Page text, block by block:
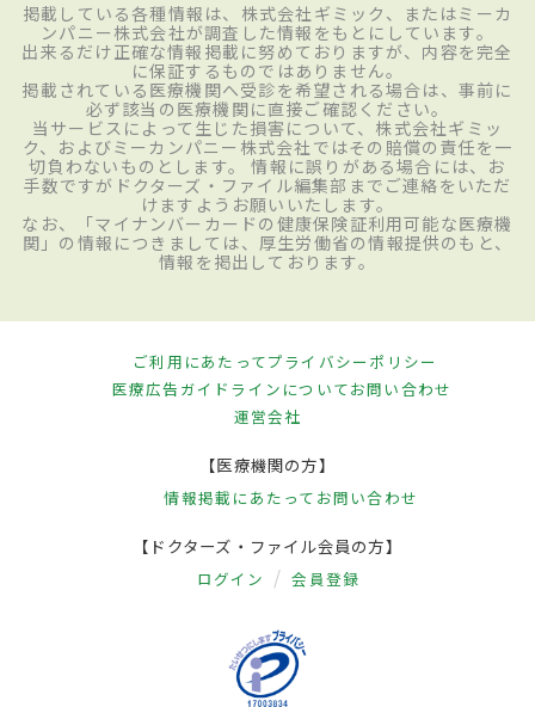
掲載している各種情報は、株式会社ギミック、またはミーカ
ンパニー株式会社が調査した情報をもとにしています。
出来るだけ正確な情報掲載に努めておりますが、内容を完全
に保証するものではありません。
掲載されている医療機関へ受診を希望される場合は、事前に
必ず該当の医療機関に直接ご確認ください。
当サービスによって生じた損害について、株式会社ギミッ
ク、およびミーカンパニー株式会社ではその賠償の責任を一
切負わないものとします。 情報に誤りがある場合には、お
手数ですがドクターズ・ファイル編集部までご連絡をいただ
けますようお願いいたします。
なお、「マイナンバーカードの健康保険証利用可能な医療機
関」の情報につきましては、厚生労働省の情報提供のもと、
情報を掲出しております。
ご利用にあたってプライバシーポリシー
医療広告ガイドラインについてお問い合わせ
運営会社
【医療機関の方】
情報掲載にあたって お問い合わせ
【ドクターズ・ファイル会員の方】
ログイン 会員登録